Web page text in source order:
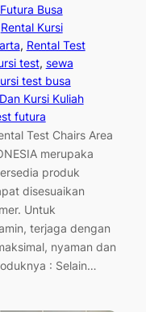
Busa
Rental Kursi
, Rental Test
test, sewa
test busa
Kursi Kuliah
futura
Test Chairs Area
merupaka
produk
disesuaikan
Untuk
terjaga dengan
nyaman dan
: Selain…